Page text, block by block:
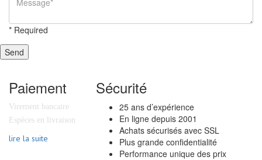
* Required
Send
Paiement
Virement bancaire
Espèces en livraison
lire la suite
Sécurité
25 ans d’expérience
En ligne depuis 2001
Achats sécurisés avec SSL
Plus grande confidentialité
Performance unique des prix